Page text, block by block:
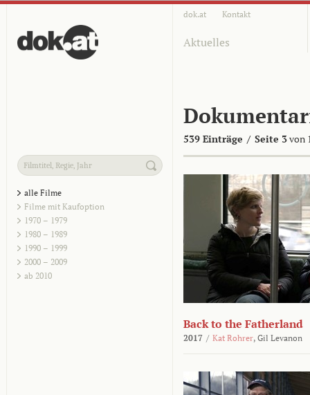
dok.at Kontakt
Aktuelles
539 Einträge / Seite 3von
alle Filme
Filme mit Kaufoption
1970 – 1979
1980 – 1989
1990 – 1999
2000 – 2009
ab 2010
Back to the Fatherland
2017 / Kat Rohrer, Gil Levanon